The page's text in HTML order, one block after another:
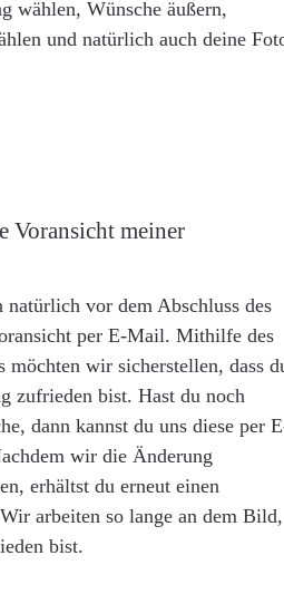
wählen, Wünsche äußern,
und natürlich auch deine
Voransicht meiner
natürlich vor dem Abschluss des
per E-Mail. Mithilfe des
möchten wir sicherstellen, dass
zufrieden bist. Hast du noch
dann kannst du uns diese per
wir die Änderung
erhältst du erneut einen
arbeiten so lange an dem Bild,
bist.